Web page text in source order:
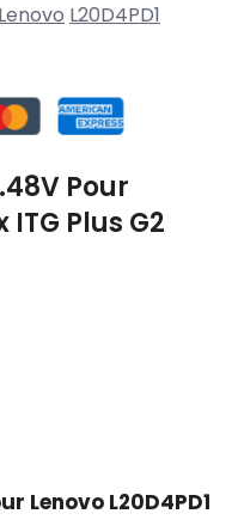
Lenovo L20D4PD1
Pour
ITG Plus G2
Lenovo L20D4PD1